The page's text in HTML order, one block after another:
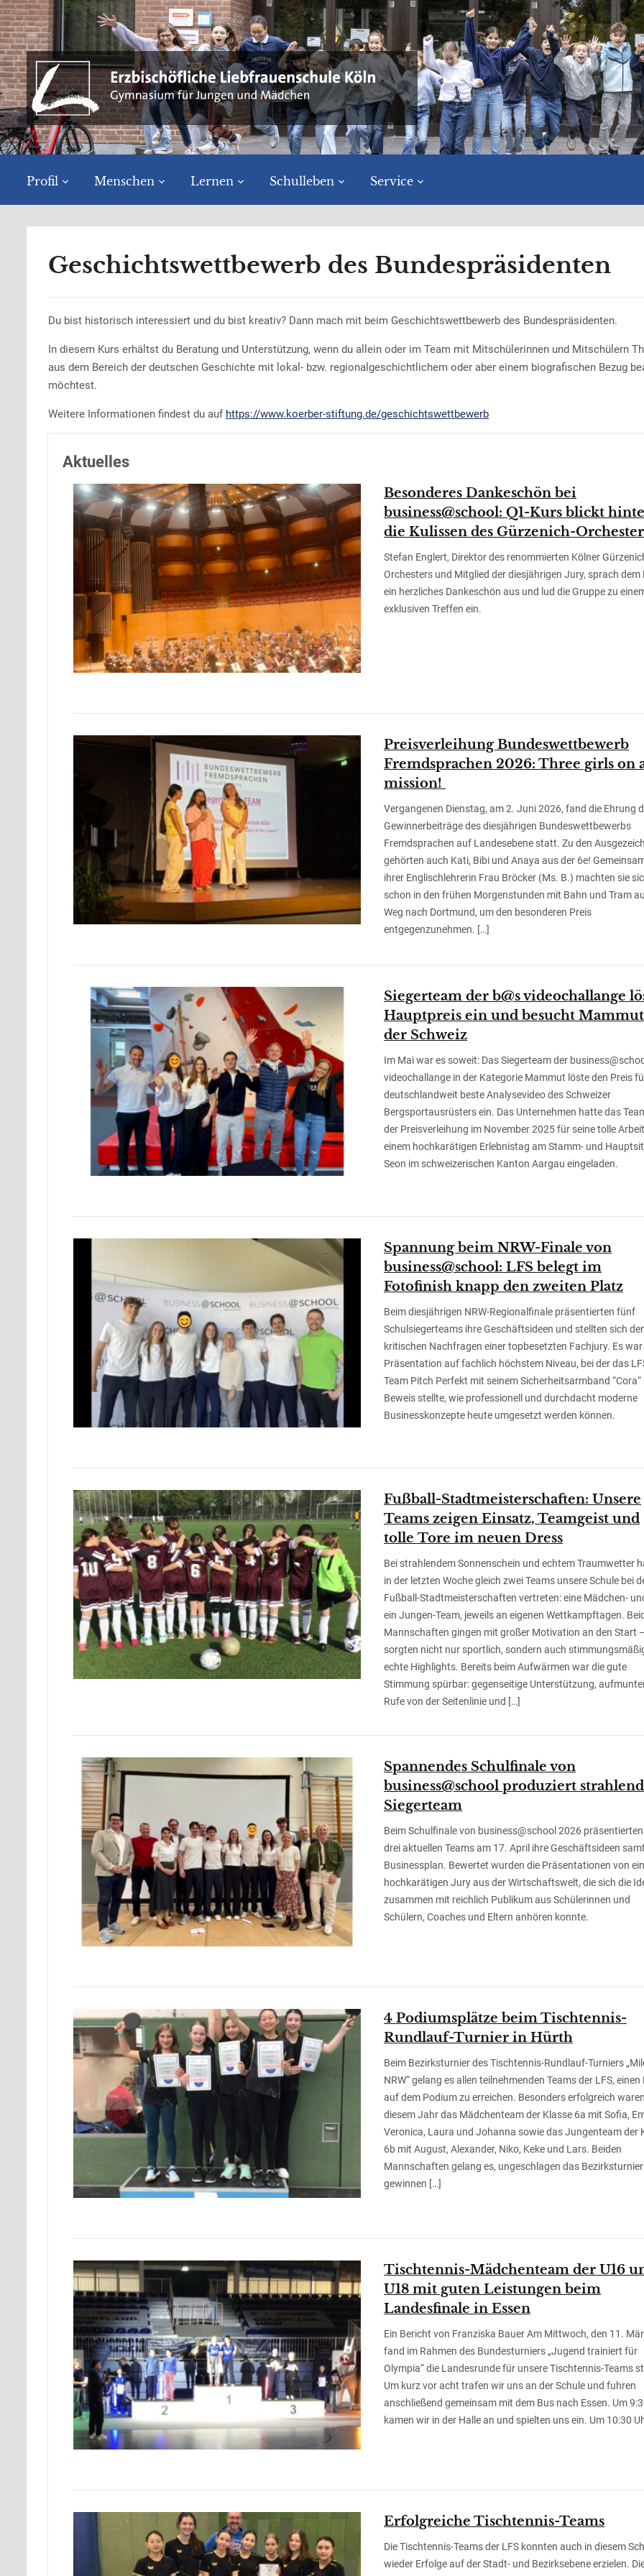
Profil Menschen Lernen Schulleben Service
Geschichtswettbewerb des Bundespräsidenten
Du bist historisch interessiert und du bist kreativ? Dann mach mit beim Geschichtswettbewerb des Bundespräsidenten.
In diesem Kurs erhältst du Beratung und Unterstützung, wenn du allein oder im Team mit Mitschülerinnen und Mitschülern
aus dem Bereich der deutschen Geschichte mit lokal- bzw. regionalgeschichtlichem oder aber einem biografischen Bezug
möchtest.
Weitere Informationen findest du auf https://www.koerber-stiftung.de/geschichtswettbewerb
Aktuelles
Besonderes Dankeschön bei
business@school: Q1-Kurs blickt
die Kulissen des Gürzenich-
Stefan Englert, Direktor des renommierten Kölner
Orchesters und Mitglied der diesjährigen Jury, sprach dem
ein herzliches Dankeschön aus und lud die Gruppe zu
exklusiven Treffen ein.
Preisverleihung Bundeswettbewerb
Fremdsprachen 2026: Three girls on
mission!
Vergangenen Dienstag, am 2. Juni 2026, fand die Ehrung
Gewinnerbeiträge des diesjährigen Bundeswettbewerbs
Fremdsprachen auf Landesebene statt. Zu den
gehörten auch Kati, Bibi und Anaya aus der 6e!
ihrer Englischlehrerin Frau Bröcker (Ms. B.) machten sie
schon in den frühen Morgenstunden mit Bahn und Tram
Weg nach Dortmund, um den besonderen Preis
entgegenzunehmen. […]
Siegerteam der b@s videochallange
Hauptpreis ein und besucht
der Schweiz
Im Mai war es soweit: Das Siegerteam der
videochallange in der Kategorie Mammut löste den Preis
deutschlandweit beste Analysevideo des Schweizer
Bergsportausrüsters ein. Das Unternehmen hatte das
der Preisverleihung im November 2025 für seine tolle
einem hochkarätigen Erlebnistag am Stamm- und
Seon im schweizerischen Kanton Aargau eingeladen.
Spannung beim NRW-Finale von
business@school: LFS belegt im
Fotofinish knapp den zweiten Platz
Beim diesjährigen NRW-Regionalfinale präsentierten fünf
Schulsiegerteams ihre Geschäftsideen und stellten sich
kritischen Nachfragen einer topbesetzten Fachjury. Es war
Präsentation auf fachlich höchstem Niveau, bei der das
Team Pitch Perfekt mit seinem Sicherheitsarmband
Beweis stellte, wie professionell und durchdacht moderne
Businesskonzepte heute umgesetzt werden können.
Fußball-Stadtmeisterschaften: Unsere
Teams zeigen Einsatz, Teamgeist und
tolle Tore im neuen Dress
Bei strahlendem Sonnenschein und echtem Traumwetter
in der letzten Woche gleich zwei Teams unsere Schule bei
Fußball-Stadtmeisterschaften vertreten: eine Mädchen-
ein Jungen-Team, jeweils an eigenen Wettkampftagen.
Mannschaften gingen mit großer Motivation an den Start
sorgten nicht nur sportlich, sondern auch
echte Highlights. Bereits beim Aufwärmen war die gute
Stimmung spürbar: gegenseitige Unterstützung,
Rufe von der Seitenlinie und […]
Spannendes Schulfinale von
business@school produziert
Siegerteam
Beim Schulfinale von business@school 2026
drei aktuellen Teams am 17. April ihre Geschäftsideen samt
Businessplan. Bewertet wurden die Präsentationen von
hochkarätigen Jury aus der Wirtschaftswelt, die sich die
zusammen mit reichlich Publikum aus Schülerinnen und
Schülern, Coaches und Eltern anhören konnte.
4 Podiumsplätze beim Tischtennis-
Rundlauf-Turnier in Hürth
Beim Bezirksturnier des Tischtennis-Rundlauf-Turniers
NRW“ gelang es allen teilnehmenden Teams der LFS, einen
auf dem Podium zu erreichen. Besonders erfolgreich
diesem Jahr das Mädchenteam der Klasse 6a mit Sofia,
Veronica, Laura und Johanna sowie das Jungenteam der
6b mit August, Alexander, Niko, Keke und Lars. Beiden
Mannschaften gelang es, ungeschlagen das
gewinnen […]
Tischtennis-Mädchenteam der U16
U18 mit guten Leistungen beim
Landesfinale in Essen
Ein Bericht von Franziska Bauer Am Mittwoch, den 11.
fand im Rahmen des Bundesturniers „Jugend trainiert für
Olympia“ die Landesrunde für unsere Tischtennis-Teams
Um kurz vor acht trafen wir uns an der Schule und fuhren
anschließend gemeinsam mit dem Bus nach Essen. Um
kamen wir in der Halle an und spielten uns ein. Um 10:30
Erfolgreiche Tischtennis-Teams
Die Tischtennis-Teams der LFS konnten auch in diesem
wieder Erfolge auf der Stadt- und Bezirksebene erzielen.